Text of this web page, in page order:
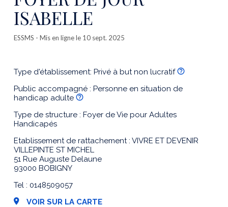
ISABELLE
ESSMS - Mis en ligne le 10 sept. 2025
Type d'établissement: Privé à but non lucratif
Public accompagné : Personne en situation de
handicap adulte
Type de structure : Foyer de Vie pour Adultes
Handicapés
Etablissement de rattachement : VIVRE ET DEVENIR
VILLEPINTE ST MICHEL
51 Rue Auguste Delaune
93000 BOBIGNY
Tel : 0148509057
VOIR SUR LA CARTE